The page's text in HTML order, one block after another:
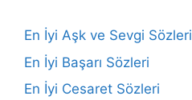
En İyi Aşk ve Sevgi Sözleri
En İyi Başarı Sözleri
En İyi Cesaret Sözleri